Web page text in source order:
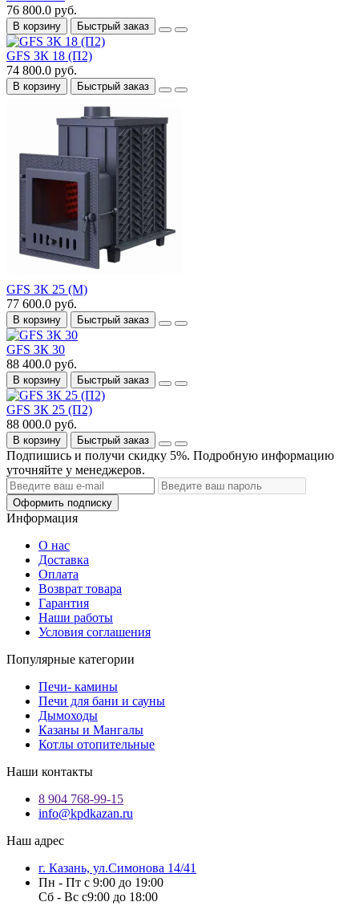
76 800.0 руб.
В корзину Быстрый заказ
GFS ЗК 18 (П2)
74 800.0 руб.
В корзину Быстрый заказ
GFS ЗК 25 (М)
77 600.0 руб.
В корзину Быстрый заказ
GFS ЗК 30
88 400.0 руб.
В корзину Быстрый заказ
GFS ЗК 25 (П2)
88 000.0 руб.
В корзину Быстрый заказ
Подпишись и получи скидку 5%. Подробную информацию
уточняйте у менеджеров.
Оформить подписку
Информация
О нас
Доставка
Оплата
Возврат товара
Гарантия
Наши работы
Условия соглашения
Популярные категории
Печи- камины
Печи для бани и сауны
Дымоходы
Казаны и Мангалы
Котлы отопительные
Наши контакты
8 904 768-99-15
info@kpdkazan.ru
Наш адрес
г. Казань, ул.Симонова 14/41
Пн - Пт с 9:00 до 19:00
Сб - Вс с9:00 до 18:00